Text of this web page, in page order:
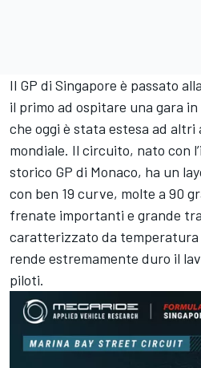
Il GP di Singapore è passato
il primo ad ospitare una gara
che oggi è stata estesa ad
mondiale. Il circuito, nato con
storico GP di Monaco, ha un
con ben 19 curve, molte a 90
frenate importanti e grande
caratterizzato da temperatura
rende estremamente duro il
piloti.